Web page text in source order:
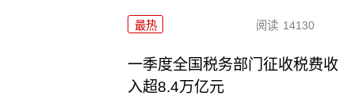
最热 阅读 14130
一季度全国税务部门征收税费收
入超8.4万亿元